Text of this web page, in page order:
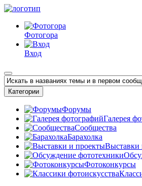
Фотогора
Вход
Категории
Форумы
Галерея
Сообщества
Барахолка
Выставки
Фотоконкурсы